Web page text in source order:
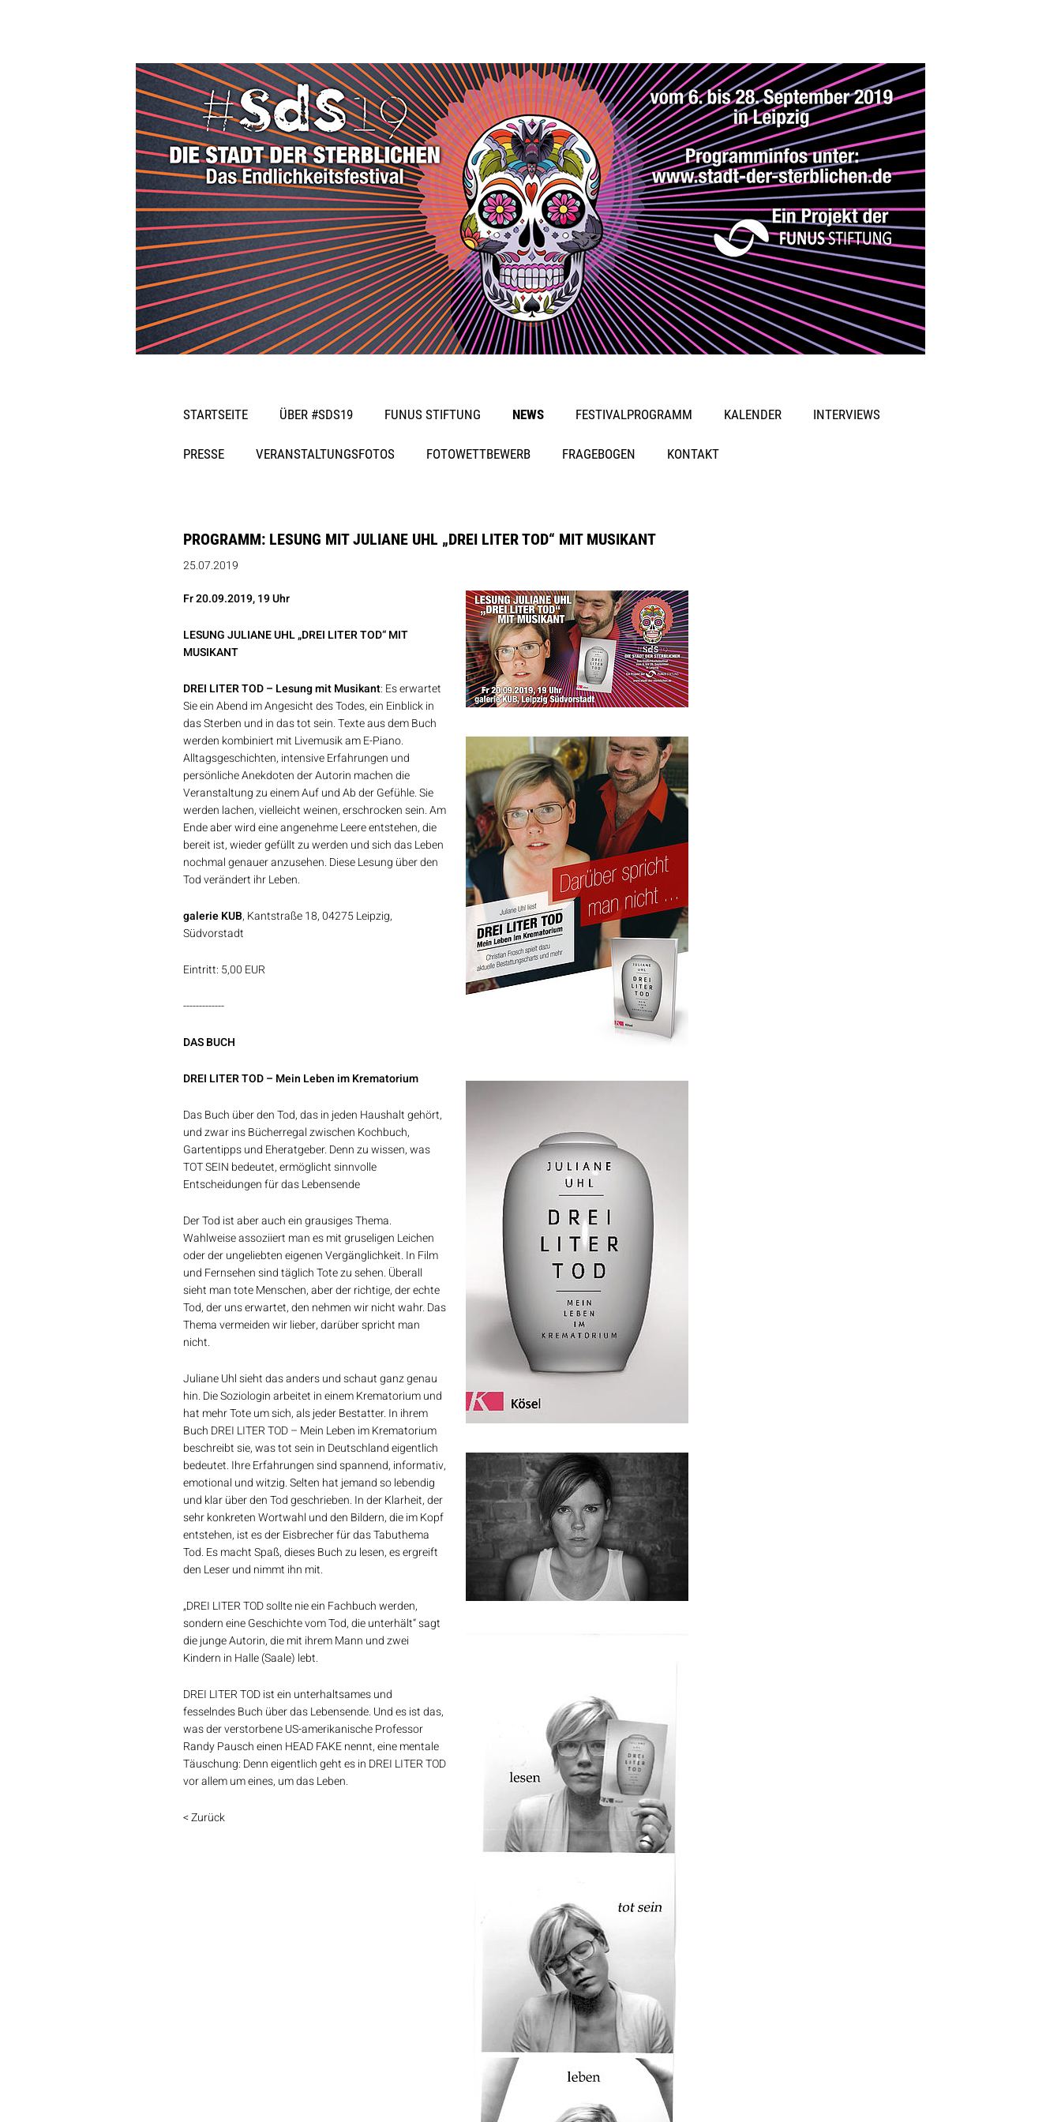
STARTSEITE ÜBER #SDS19 FUNUS STIFTUNG NEWS FESTIVALPROGRAMM KALENDER INTERVIEWS
PRESSE VERANSTALTUNGSFOTOS FOTOWETTBEWERB FRAGEBOGEN KONTAKT
PROGRAMM: LESUNG MIT JULIANE UHL „DREI LITER TOD“ MIT MUSIKANT
25.07.2019
Fr 20.09.2019, 19 Uhr
LESUNG JULIANE UHL „DREI LITER TOD“ MIT
MUSIKANT
DREI LITER TOD – Lesung mit Musikant: Es erwartet
Sie ein Abend im Angesicht des Todes, ein Einblick in
das Sterben und in das tot sein. Texte aus dem Buch
werden kombiniert mit Livemusik am E-Piano.
Alltagsgeschichten, intensive Erfahrungen und
persönliche Anekdoten der Autorin machen die
Veranstaltung zu einem Auf und Ab der Gefühle. Sie
werden lachen, vielleicht weinen, erschrocken sein. Am
Ende aber wird eine angenehme Leere entstehen, die
bereit ist, wieder gefüllt zu werden und sich das Leben
nochmal genauer anzusehen. Diese Lesung über den
Tod verändert ihr Leben.
galerie KUB, Kantstraße 18, 04275 Leipzig,
Südvorstadt
Eintritt: 5,00 EUR
-------------
DAS BUCH
DREI LITER TOD – Mein Leben im Krematorium
Das Buch über den Tod, das in jeden Haushalt gehört,
und zwar ins Bücherregal zwischen Kochbuch,
Gartentipps und Eheratgeber. Denn zu wissen, was
TOT SEIN bedeutet, ermöglicht sinnvolle
Entscheidungen für das Lebensende
Der Tod ist aber auch ein grausiges Thema.
Wahlweise assoziiert man es mit gruseligen Leichen
oder der ungeliebten eigenen Vergänglichkeit. In Film
und Fernsehen sind täglich Tote zu sehen. Überall
sieht man tote Menschen, aber der richtige, der echte
Tod, der uns erwartet, den nehmen wir nicht wahr. Das
Thema vermeiden wir lieber, darüber spricht man
nicht.
Juliane Uhl sieht das anders und schaut ganz genau
hin. Die Soziologin arbeitet in einem Krematorium und
hat mehr Tote um sich, als jeder Bestatter. In ihrem
Buch DREI LITER TOD – Mein Leben im Krematorium
beschreibt sie, was tot sein in Deutschland eigentlich
bedeutet. Ihre Erfahrungen sind spannend, informativ,
emotional und witzig. Selten hat jemand so lebendig
und klar über den Tod geschrieben. In der Klarheit, der
sehr konkreten Wortwahl und den Bildern, die im Kopf
entstehen, ist es der Eisbrecher für das Tabuthema
Tod. Es macht Spaß, dieses Buch zu lesen, es ergreift
den Leser und nimmt ihn mit.
„DREI LITER TOD sollte nie ein Fachbuch werden,
sondern eine Geschichte vom Tod, die unterhält“ sagt
die junge Autorin, die mit ihrem Mann und zwei
Kindern in Halle (Saale) lebt.
DREI LITER TOD ist ein unterhaltsames und
fesselndes Buch über das Lebensende. Und es ist das,
was der verstorbene US-amerikanische Professor
Randy Pausch einen HEAD FAKE nennt, eine mentale
Täuschung: Denn eigentlich geht es in DREI LITER TOD
vor allem um eines, um das Leben.
< Zurück